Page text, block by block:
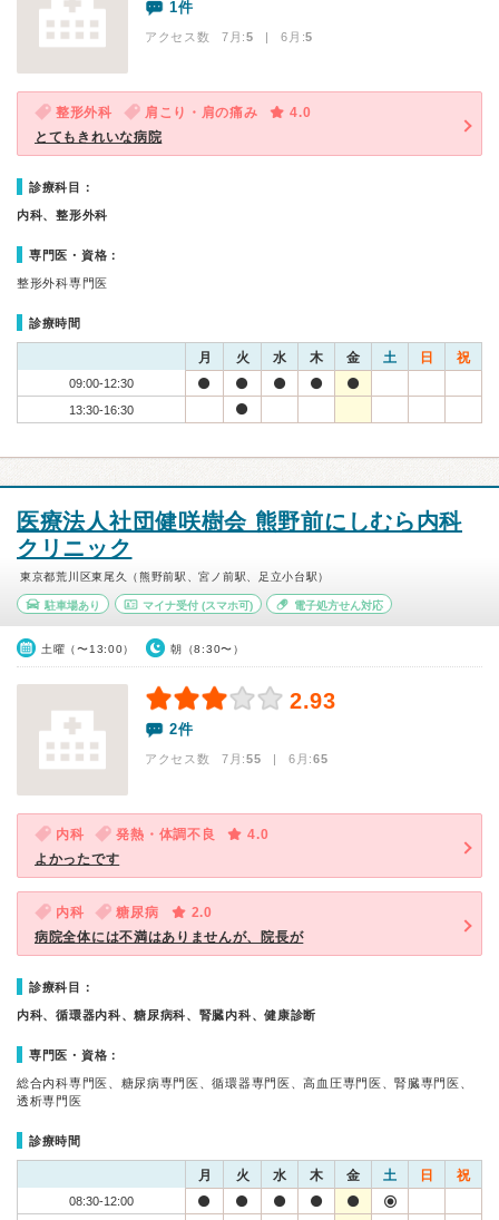
1件
アクセス数 7月:5 | 6月:5
整形外科 肩こり・肩の痛み
4.0
とてもきれいな病院
診療科目：
内科、整形外科
専門医・資格：
整形外科専門医
診療時間
月 火 水 木 金 土 日 祝
09:00-12:30
13:30-16:30
医療法人社団健咲樹会 熊野前にしむら内科
クリニック
東京都荒川区東尾久（熊野前駅、宮ノ前駅、足立小台駅）
駐車場あり マイナ受付(スマホ可) 電子処方せん対応
土曜（〜13:00） 朝（8:30〜）
2.93
2件
アクセス数 7月:55 | 6月:65
内科 発熱・体調不良
4.0
よかったです
内科 糖尿病
2.0
病院全体には不満はありませんが、院長が
診療科目：
内科、循環器内科、糖尿病科、腎臓内科、健康診断
専門医・資格：
総合内科専門医、糖尿病専門医、循環器専門医、高血圧専門医、腎臓専門医、
透析専門医
診療時間
月 火 水 木 金 土 日 祝
08:30-12:00